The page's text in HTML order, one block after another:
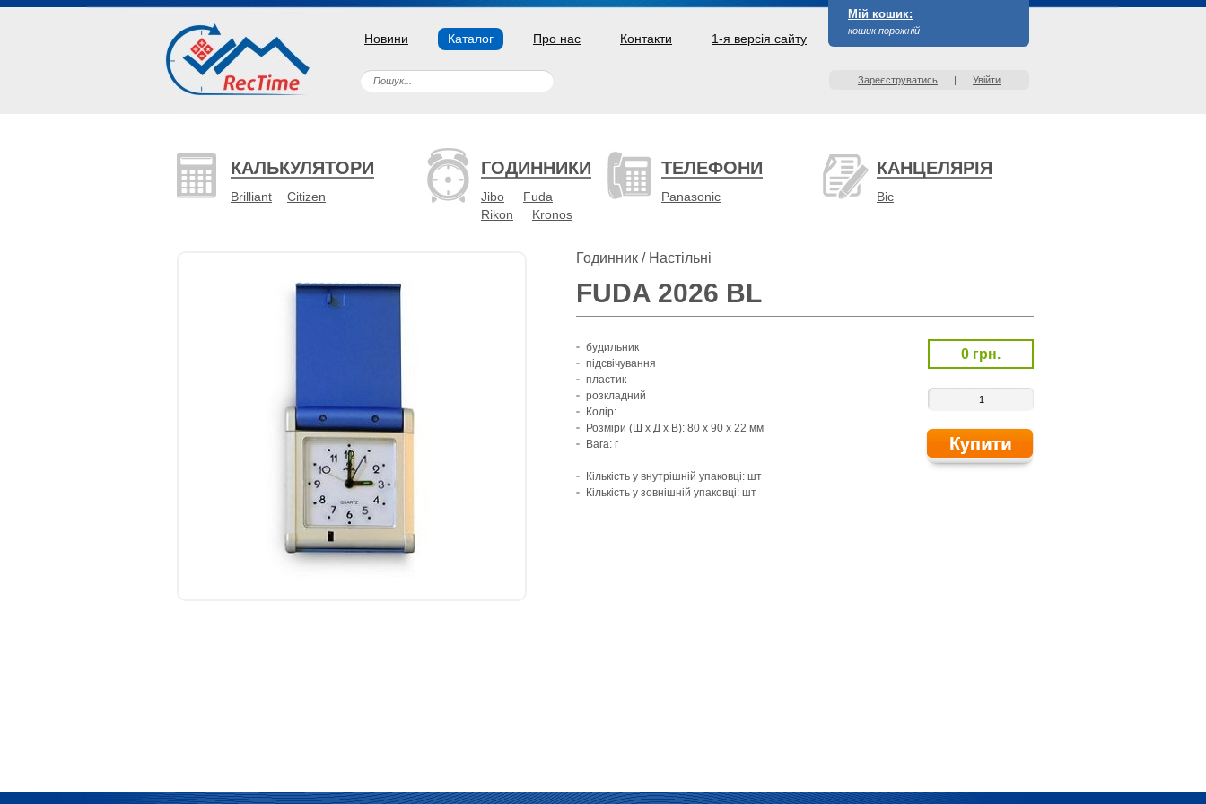
Новини Каталог Про нас Контакти 1-я версія сайту
Мій кошик:
кошик порожній
Зареєструватись | Увійти
КАЛЬКУЛЯТОРИ
Brilliant Citizen
ГОДИННИКИ
Jibo
Fuda
Rikon
Kronos
ТЕЛЕФОНИ
Panasonic
КАНЦЕЛЯРІЯ
Bic
Годинник / Настільні
FUDA 2026 BL
0 грн.
будильник
підсвічування
пластик
розкладний
Колір:
Розміри (Ш х Д х В): 80 x 90 x 22 мм
Вага: г
Кількість у внутрішній упаковці: шт
Кількість у зовнішній упаковці: шт